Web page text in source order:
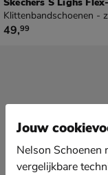
Klittenbandschoenen -
€ 49,99
49,99
Jouw
Nelson Schoenen
vergelijkbare